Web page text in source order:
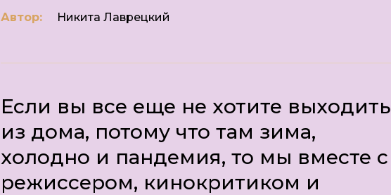
Автор: Никита Лаврецкий
Если вы все еще не хотите выходить
из дома, потому что там зима,
холодно и пандемия, то мы вместе с
режиссером, кинокритиком и